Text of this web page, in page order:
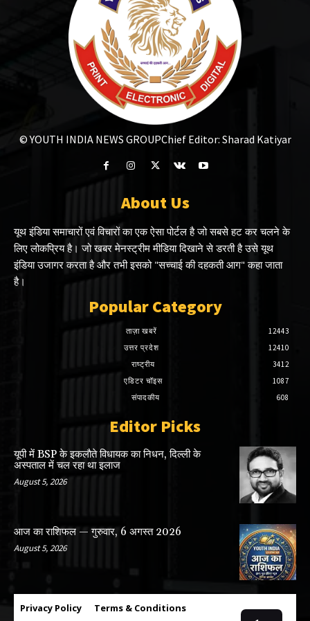
© YOUTH INDIA NEWS GROUPChief Editor: Sharad Katiyar
About Us
यूथ इंडिया समाचारों एवं विचारों का एक ऐसा पोर्टल है जो सबसे हट कर चलने के
लिए लोकप्रिय है। जो खबर मेनस्ट्रीम मीडिया दिखाने से डरती है उसे यूथ
इंडिया उजागर करता है और तभी इसको "सच्चाई की दहकती आग" कहा जाता
है।
Popular Category
ताज़ा खबरें
12443
उत्तर प्रदेश
12410
राष्ट्रीय
3412
एडिटर चॉइस
1087
संपादकीय
608
Editor Picks
यूपी में BSP के इकलाैते विधायक का निधन, दिल्ली के
अस्पताल में चल रहा था इलाज
August 5, 2026
आज का राशिफल — गुरुवार, 6 अगस्त 2026
August 5, 2026
Privacy Policy Terms & Conditions